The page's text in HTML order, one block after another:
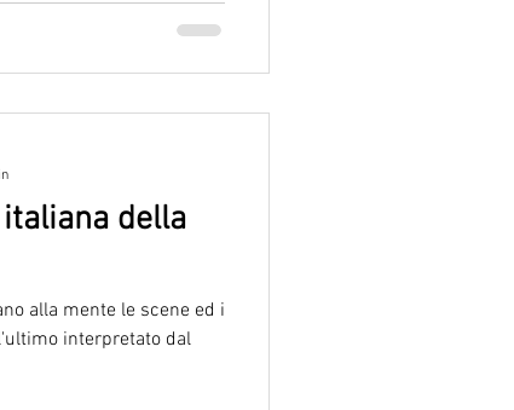
della
alla mente le scene ed i
interpretato dal